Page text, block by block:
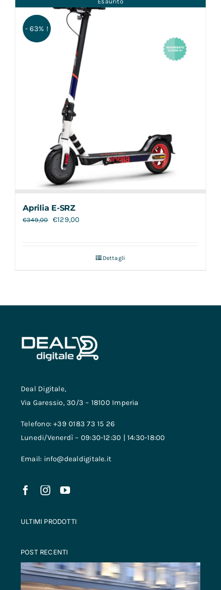
- 63% !
Aprilia E-SRZ
€349,00 €129,00
Dettagli
Deal Digitale,
Via Garessio, 30/3 – 18100 Imperia
Telefono: +39 0183 73 15 26
Lunedi/Venerdì – 09:30-12:30 | 14:30-18:00
Email: info@dealdigitale.it
ULTIMI PRODOTTI
POST RECENTI